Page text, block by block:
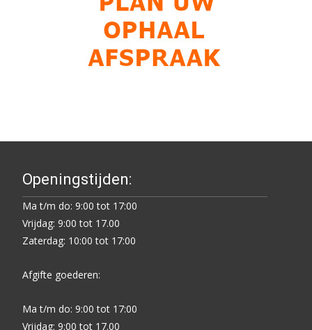
Openingstijden:
Ma t/m do: 9:00 tot 17:00
Vrijdag: 9:00 tot 17.00
Zaterdag: 10:00 tot 17:00
Afgifte goederen:
Ma t/m do: 9:00 tot 17:00
Vrijdag: 9:00 tot 17.00